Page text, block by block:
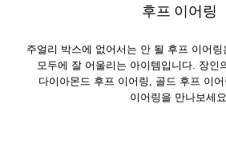
후프 이어링
주얼리 박스에 없어서는 안 될 후프 이어
모두에 잘 어울리는 아이템입니다. 장인
다이아몬드 후프 이어링, 골드 후프 이
이어링을 만나보세요.